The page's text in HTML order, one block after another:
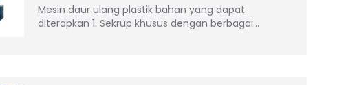
Mesin daur ulang plastik bahan yang dapat
diterapkan 1. Sekrup khusus dengan berbagai…